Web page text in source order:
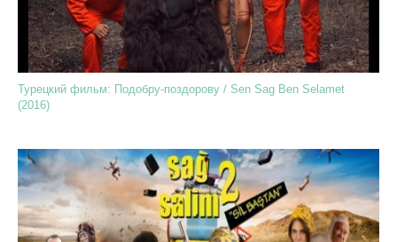
Турецкий фильм: Подобру-поздорову / Sen Sag Ben Selamet
(2016)